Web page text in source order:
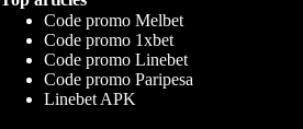
Code promo Melbet
Code promo 1xbet
Code promo Linebet
Code promo Paripesa
Linebet APK